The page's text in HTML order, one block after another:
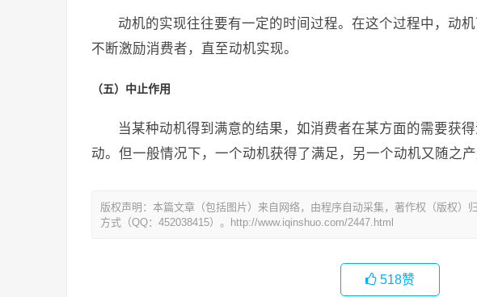
动机的实现往往要有一定的时间过程。在这个过程中，动
不断激励消费者，直至动机实现。
（五）中止作用
当某种动机得到满意的结果，如消费者在某方面的需要获
动。但一般情况下，一个动机获得了满足，另一个动机又随之
版权声明：本篇文章（包括图片）来自网络，由程序自动采集，著作权（版权）
方式（QQ：452038415）。http://www.iqinshuo.com/2447.html
518赞